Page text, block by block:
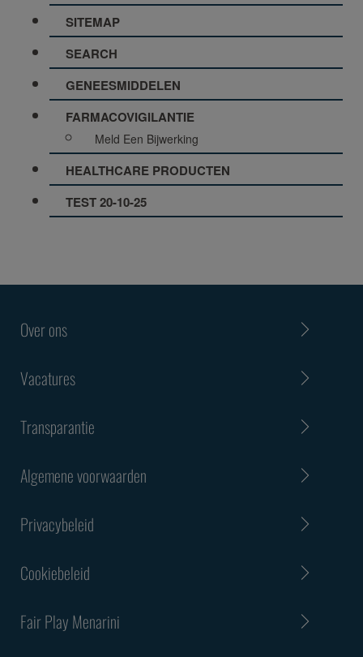
SITEMAP
SEARCH
GENEESMIDDELEN
FARMACOVIGILANTIE
Meld Een Bijwerking
HEALTHCARE PRODUCTEN
TEST 20-10-25
Over ons
Vacatures
Transparantie
Algemene voorwaarden
Privacybeleid
Cookiebeleid
Fair Play Menarini